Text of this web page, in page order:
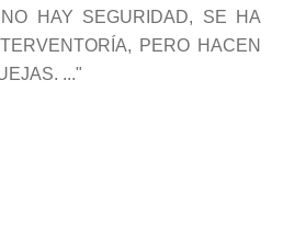
HAY SEGURIDAD, SE HA
PERO HACEN
..."